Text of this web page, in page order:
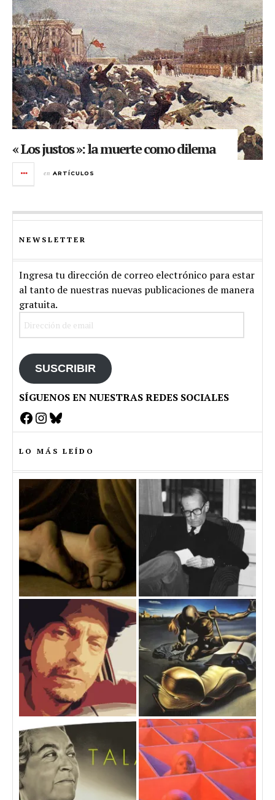
« Los justos »: la muerte como dilema
en ARTÍCULOS
NEWSLETTER
Ingresa tu dirección de correo electrónico para estar
al tanto de nuestras nuevas publicaciones de manera
gratuita.
SUSCRIBIR
SÍGUENOS EN NUESTRAS REDES SOCIALES
Facebook
Instagram
Bluesky
LO MÁS LEÍDO